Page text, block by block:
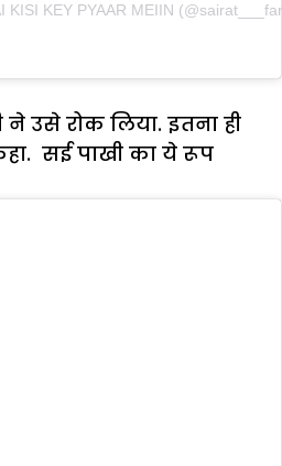
KISI KEY PYAAR MEIIN
ने उसे रोक लिया. इतना ही
सई पाखी का ये रूप